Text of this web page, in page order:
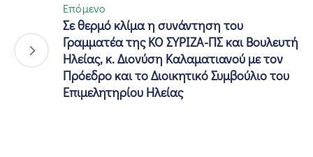
Επόμενο
Σε θερμό κλίμα η συνάντηση του
Γραμματέα της ΚΟ ΣΥΡΙΖΑ-ΠΣ και Βουλευτή
Ηλείας, κ. Διονύση Καλαματιανού με τον
Πρόεδρο και το Διοικητικό Συμβούλιο του
Επιμελητηρίου Ηλείας